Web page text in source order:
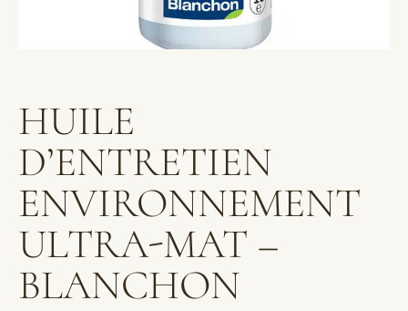
HUILE
D’ENTRETIEN
ENVIRONNEMENT
ULTRA-MAT –
BLANCHON